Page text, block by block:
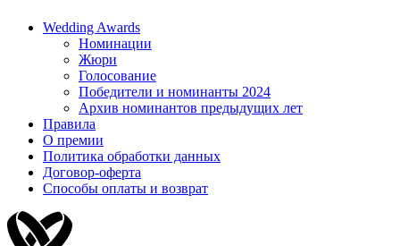
Wedding Awards
Номинации
Жюри
Голосование
Победители и номинанты 2024
Архив номинантов предыдущих лет
Правила
О премии
Политика обработки данных
Договор-оферта
Способы оплаты и возврат